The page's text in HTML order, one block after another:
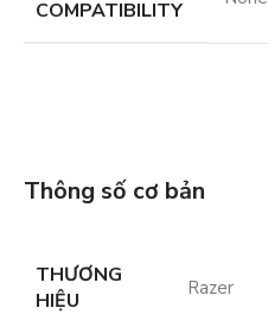
COMPATIBILITY
Thông số cơ bản
THƯƠNG
HIỆU
Razer